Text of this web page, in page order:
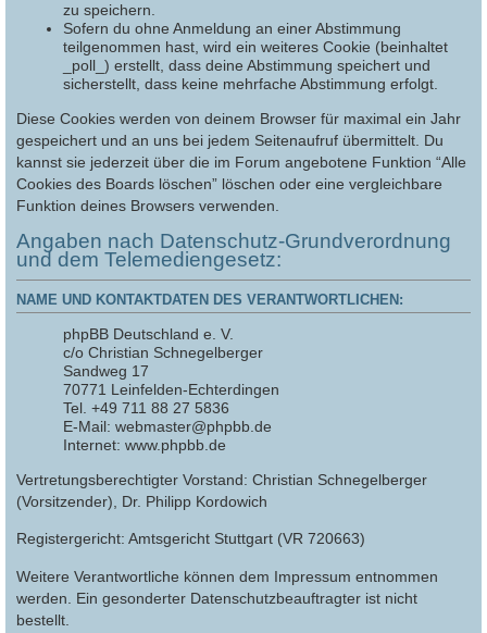
zu speichern.
Sofern du ohne Anmeldung an einer Abstimmung
teilgenommen hast, wird ein weiteres Cookie (beinhaltet
_poll_) erstellt, dass deine Abstimmung speichert und
sicherstellt, dass keine mehrfache Abstimmung erfolgt.
Diese Cookies werden von deinem Browser für maximal ein Jahr
gespeichert und an uns bei jedem Seitenaufruf übermittelt. Du
kannst sie jederzeit über die im Forum angebotene Funktion “Alle
Cookies des Boards löschen” löschen oder eine vergleichbare
Funktion deines Browsers verwenden.
Angaben nach Datenschutz-Grundverordnung
und dem Telemediengesetz:
NAME UND KONTAKTDATEN DES VERANTWORTLICHEN:
phpBB Deutschland e. V.
c/o Christian Schnegelberger
Sandweg 17
70771 Leinfelden-Echterdingen
Tel. +49 711 88 27 5836
E-Mail: webmaster@phpbb.de
Internet: www.phpbb.de
Vertretungsberechtigter Vorstand: Christian Schnegelberger
(Vorsitzender), Dr. Philipp Kordowich
Registergericht: Amtsgericht Stuttgart (VR 720663)
Weitere Verantwortliche können dem Impressum entnommen
werden. Ein gesonderter Datenschutzbeauftragter ist nicht
bestellt.